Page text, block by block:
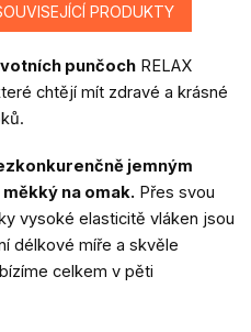
PRODUKTY
punčoch RELAX
chtějí mít zdravé a krásné
jemným
na omak. Přes svou
vysoké elasticitě vláken jsou
délkové míře a skvěle
celkem v pěti